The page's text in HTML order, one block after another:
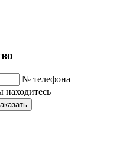
№ телефона
находитесь